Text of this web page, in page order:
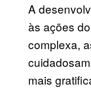
A
às ações
complexa,
mais